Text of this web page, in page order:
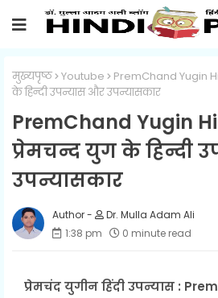
मुख्यपृष्ठ Youtube
PremChand Yugin
के हिन्दी उपन्यास और उपन्यासकार
PremChand Yugin
प्रेमचन्द युग के हिन्दी
उपन्यासकार
Dr. Mulla Adam Ali
1:38 pm
0 minute read
प्रेमचंद युगीन हिंदी उपन्यास :